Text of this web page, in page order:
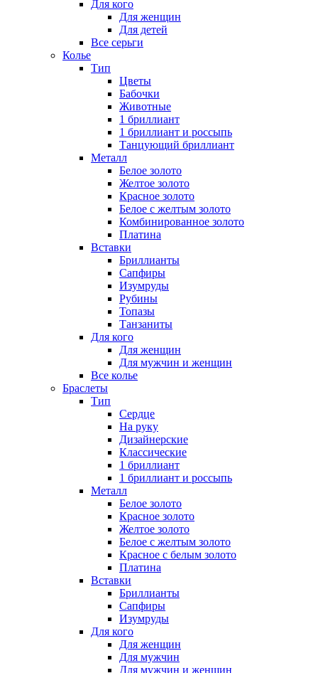
Для кого
Для женщин
Для детей
Все серьги
Колье
Тип
Цветы
Бабочки
Животные
1 бриллиант
1 бриллиант и россыпь
Танцующий бриллиант
Металл
Белое золото
Желтое золото
Красное золото
Белое с желтым золото
Комбинированное золото
Платина
Вставки
Бриллианты
Сапфиры
Изумруды
Рубины
Топазы
Танзаниты
Для кого
Для женщин
Для мужчин и женщин
Все колье
Браслеты
Тип
Сердце
На руку
Дизайнерские
Классические
1 бриллиант
1 бриллиант и россыпь
Металл
Белое золото
Красное золото
Желтое золото
Белое с желтым золото
Красное с белым золото
Платина
Вставки
Бриллианты
Сапфиры
Изумруды
Для кого
Для женщин
Для мужчин
Для мужчин и женщин